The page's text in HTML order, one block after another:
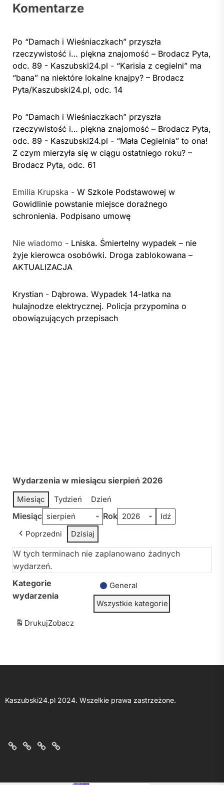
Komentarze
Po “Damach i Wieśniaczkach” przyszła
rzeczywistość i… piękna znajomość – Brodacz Pyta,
odc. 89 - Kaszubski24.pl - “Karisia z cegielni” ma
“bana” na niektóre lokalne knajpy? – Brodacz
Pyta/Kaszubski24.pl, odc. 14
Po “Damach i Wieśniaczkach” przyszła
rzeczywistość i… piękna znajomość – Brodacz Pyta,
odc. 89 - Kaszubski24.pl - “Mała Cegielnia” to ona!
Z czym mierzyła się w ciągu ostatniego roku? –
Brodacz Pyta, odc. 61
Emilia Krupska - W Szkole Podstawowej w
Gowidlinie powstanie miejsce doraźnego
schronienia. Podpisano umowę
Nie wiadomo - Lniska. Śmiertelny wypadek – nie
żyje kierowca osobówki. Droga zablokowana –
AKTUALIZACJA
Krystian - Dąbrowa. Wypadek 14-latka na
hulajnodze elektrycznej. Policja przypomina o
obowiązujących przepisach
Wydarzenia w miesiącu sierpień 2026
Miesiąc Tydzień Dzień
Miesiąc Rok
Poprzedni Dzisiaj
W tych terminach nie zaplanowano żadnych
wydarzeń.
Kategorie
wydarzenia
General
Wszystkie kategorie
DrukujZobacz
Kaszubski24.pl 2024. Wszelkie prawa zastrzeżone.
O
KontaktPolitykaRegulamin